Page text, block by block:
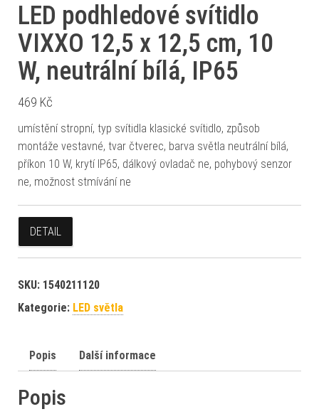
LED podhledové svítidlo
VIXXO 12,5 x 12,5 cm, 10
W, neutrální bílá, IP65
469 Kč
umístění stropní, typ svítidla klasické svítidlo, způsob
montáže vestavné, tvar čtverec, barva světla neutrální bílá,
příkon 10 W, krytí IP65, dálkový ovladač ne, pohybový senzor
ne, možnost stmívání ne
DETAIL
SKU: 1540211120
Kategorie: LED světla
Popis Další informace
Popis